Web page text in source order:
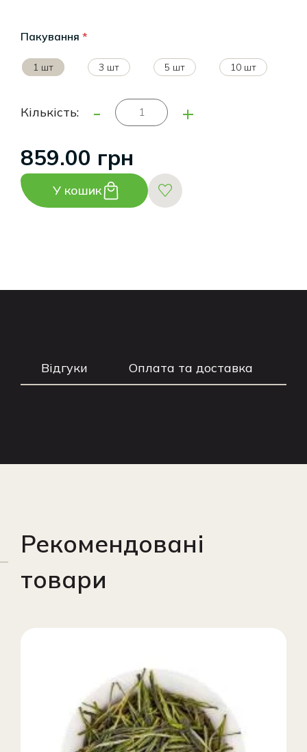
Пакування *
1 шт 3 шт 5 шт 10 шт
Кількість: - +
859.00 грн
У кошик
Відгуки Оплата та доставка
Рекомендовані
товари